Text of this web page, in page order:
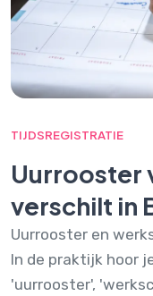
TIJDSREGISTRATIE
Uurrooster
verschilt in
Uurrooster en
In de praktijk hoor
'uurrooster',